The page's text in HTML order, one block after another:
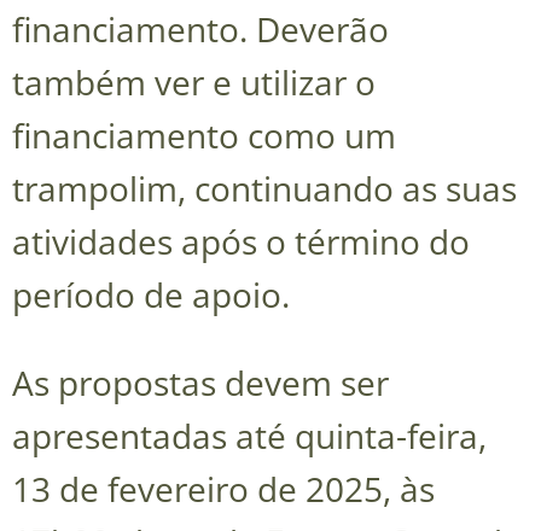
financiamento. Deverão
também ver e utilizar o
financiamento como um
trampolim, continuando as suas
atividades após o término do
período de apoio.
As propostas devem ser
apresentadas até quinta-feira,
13 de fevereiro de 2025, às